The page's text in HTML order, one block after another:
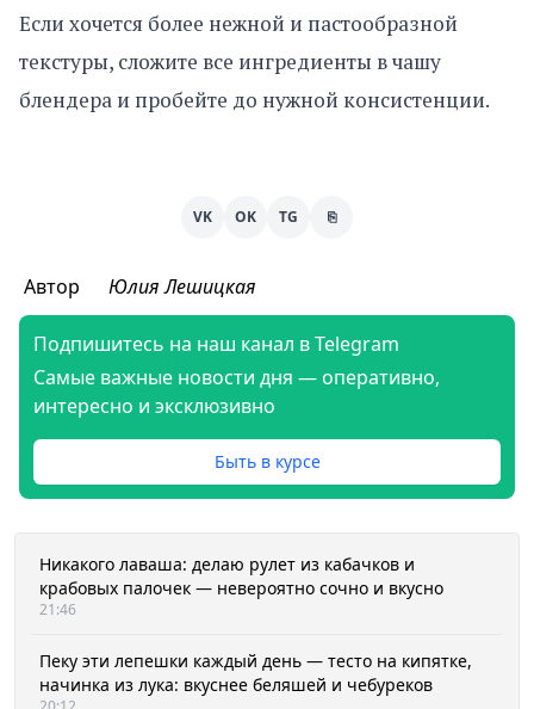
Если хочется более нежной и пастообразной
текстуры, сложите все ингредиенты в чашу
блендера и пробейте до нужной консистенции.
VK OK TG ⎘
Автор Юлия Лешицкая
Подпишитесь на наш канал в Telegram
Самые важные новости дня — оперативно,
интересно и эксклюзивно
Быть в курсе
Никакого лаваша: делаю рулет из кабачков и
крабовых палочек — невероятно сочно и вкусно
21:46
Пеку эти лепешки каждый день — тесто на кипятке,
начинка из лука: вкуснее беляшей и чебуреков